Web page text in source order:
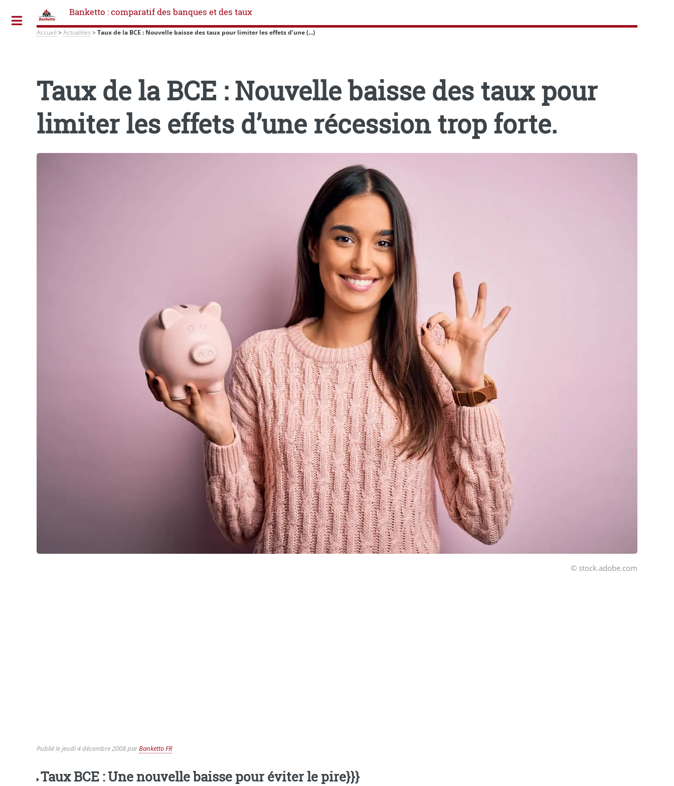
Banketto : comparatif des banques et des taux
Accueil >Actualités >Taux de la BCE : Nouvelle baisse des taux pour limiter les effets d’une (...)
Taux de la BCE : Nouvelle baisse des taux pour
limiter les effets d’une récession trop forte.
© stock.adobe.com
Publié lejeudi 4 décembre 2008parBanketto FR
Taux BCE : Une nouvelle baisse pour éviter le pire}}}
Toggle